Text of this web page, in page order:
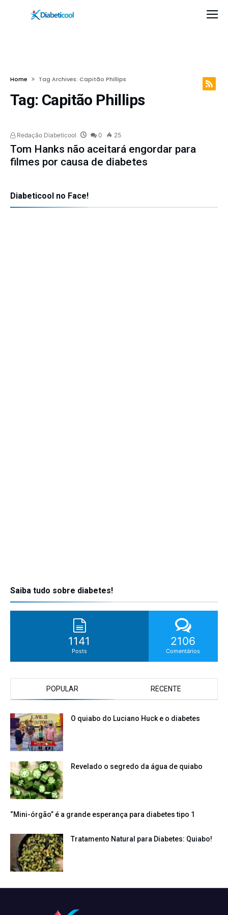
Home Tag Archives: Capitão Phillips
Tag: Capitão Phillips
Redação Diabeticool 0 25
Tom Hanks não aceitará engordar para
filmes por causa de diabetes
Diabeticool no Face!
Saiba tudo sobre diabetes!
1141
Posts
2106
Comentários
POPULAR RECENTE
O quiabo do Luciano Huck e o diabetes
Revelado o segredo da água de quiabo
“Mini-órgão” é a grande esperança para diabetes tipo 1
Tratamento Natural para Diabetes: Quiabo!